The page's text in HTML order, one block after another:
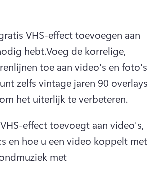
VHS-effect toevoegen aan
hebt.Voeg de korrelige,
toe aan video's en foto's
zelfs vintage jaren 90 overlays
het uiterlijk te verbeteren.
effect toevoegt aan video's,
en hoe u een video koppelt met
met